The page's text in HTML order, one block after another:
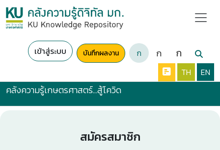
เข้าสู่ระบบ บันทึกผลงาน ก ก ก
TH EN
คลังความรู้เกษตรศาสตร์...สู้โควิด
สมัครสมาชิก